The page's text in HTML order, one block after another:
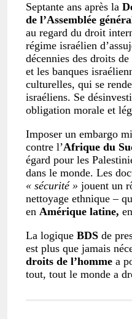
Septante ans après la
de l’Assemblée
au regard du droit
régime israélien
décennies des droits
et les banques
culturelles, qui se
israéliens. Se
obligation morale et
Imposer un embargo
contre l’Afrique du
égard pour les
dans le monde. Les
« sécurité » jouent un
nettoyage ethnique –
en Amérique latine, en
La logique BDS de
est plus que jamais
droits de l’homme a
tout, tout le monde a